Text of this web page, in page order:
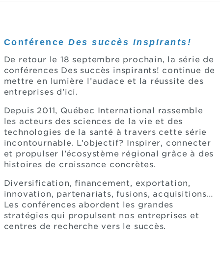
Conférence Des succès inspirants!
De retour le 18 septembre prochain, la série de
conférences Des succès inspirants! continue de
mettre en lumière l’audace et la réussite des
entreprises d’ici.
Depuis 2011, Québec International rassemble
les acteurs des sciences de la vie et des
technologies de la santé à travers cette série
incontournable. L’objectif? Inspirer, connecter
et propulser l’écosystème régional grâce à des
histoires de croissance concrètes.
Diversification, financement, exportation,
innovation, partenariats, fusions, acquisitions…
Les conférences abordent les grandes
stratégies qui propulsent nos entreprises et
centres de recherche vers le succès.